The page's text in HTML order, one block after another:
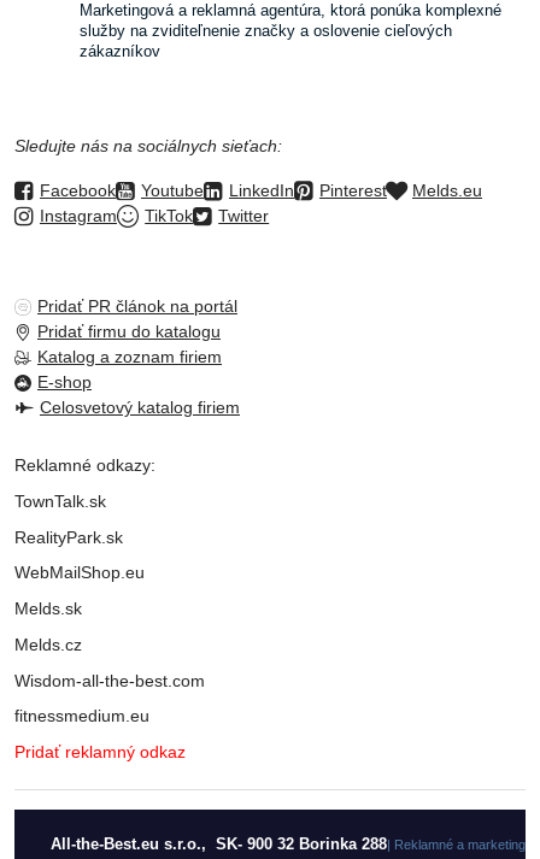
Marketingová a reklamná agentúra, ktorá ponúka komplexné
služby na zviditeľnenie značky a oslovenie cieľových
zákazníkov
Sledujte nás na sociálnych sieťach:
Facebook Youtube LinkedIn Pinterest
Melds.eu
Instagram
TikTok Twitter
Pridať PR článok na portál
Pridať firmu do katalogu
Katalog a zoznam firiem
E-shop
Celosvetový katalog firiem
Reklamné odkazy:
TownTalk.sk
RealityPark.sk
WebMailShop.eu
Melds.sk
Melds.cz
Wisdom-all-the-best.com
fitnessmedium.eu
Pridať reklamný odkaz
All-the-Best.eu s.r.o., SK- 900 32 Borinka 288| Reklamné a